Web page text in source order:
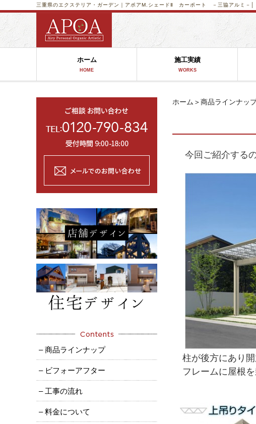
M.シェードⅡ カーポート －三協アルミ－│
三重県のエクステリア・ガーデン｜アポア
ホーム
HOME
施工実績
WORKS
ホーム ＞商品ラインナッ
今回ご紹介する
柱が後方にあり
フレームに屋根
– 商品ラインナップ
– ビフォーアフター
– 工事の流れ
– 料金について